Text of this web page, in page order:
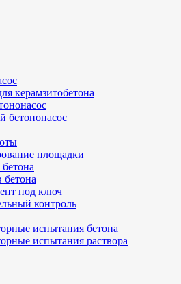
керамзитобетона
бетононасос
площадки
бетона
под ключ
контроль
испытания бетона
испытания раствора